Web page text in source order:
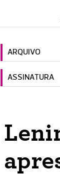
ARQUIVO
ASSINATURA